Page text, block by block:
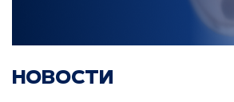
НОВОСТИ